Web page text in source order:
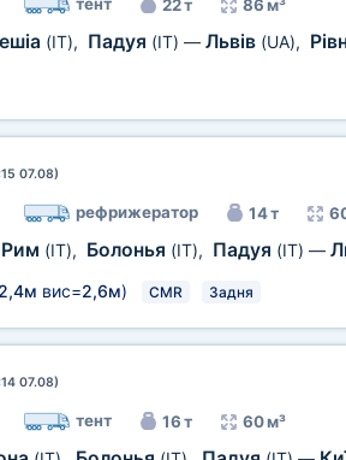
22 т 86 м³
(IT), Падуя (IT) — Львів (UA),
07.08)
рефрижератор 14 т
Рим (IT), Болонья (IT), Падуя (IT) —
2,4м вис=2,6м) CMR Задня
07.08)
тент 16 т 60 м³